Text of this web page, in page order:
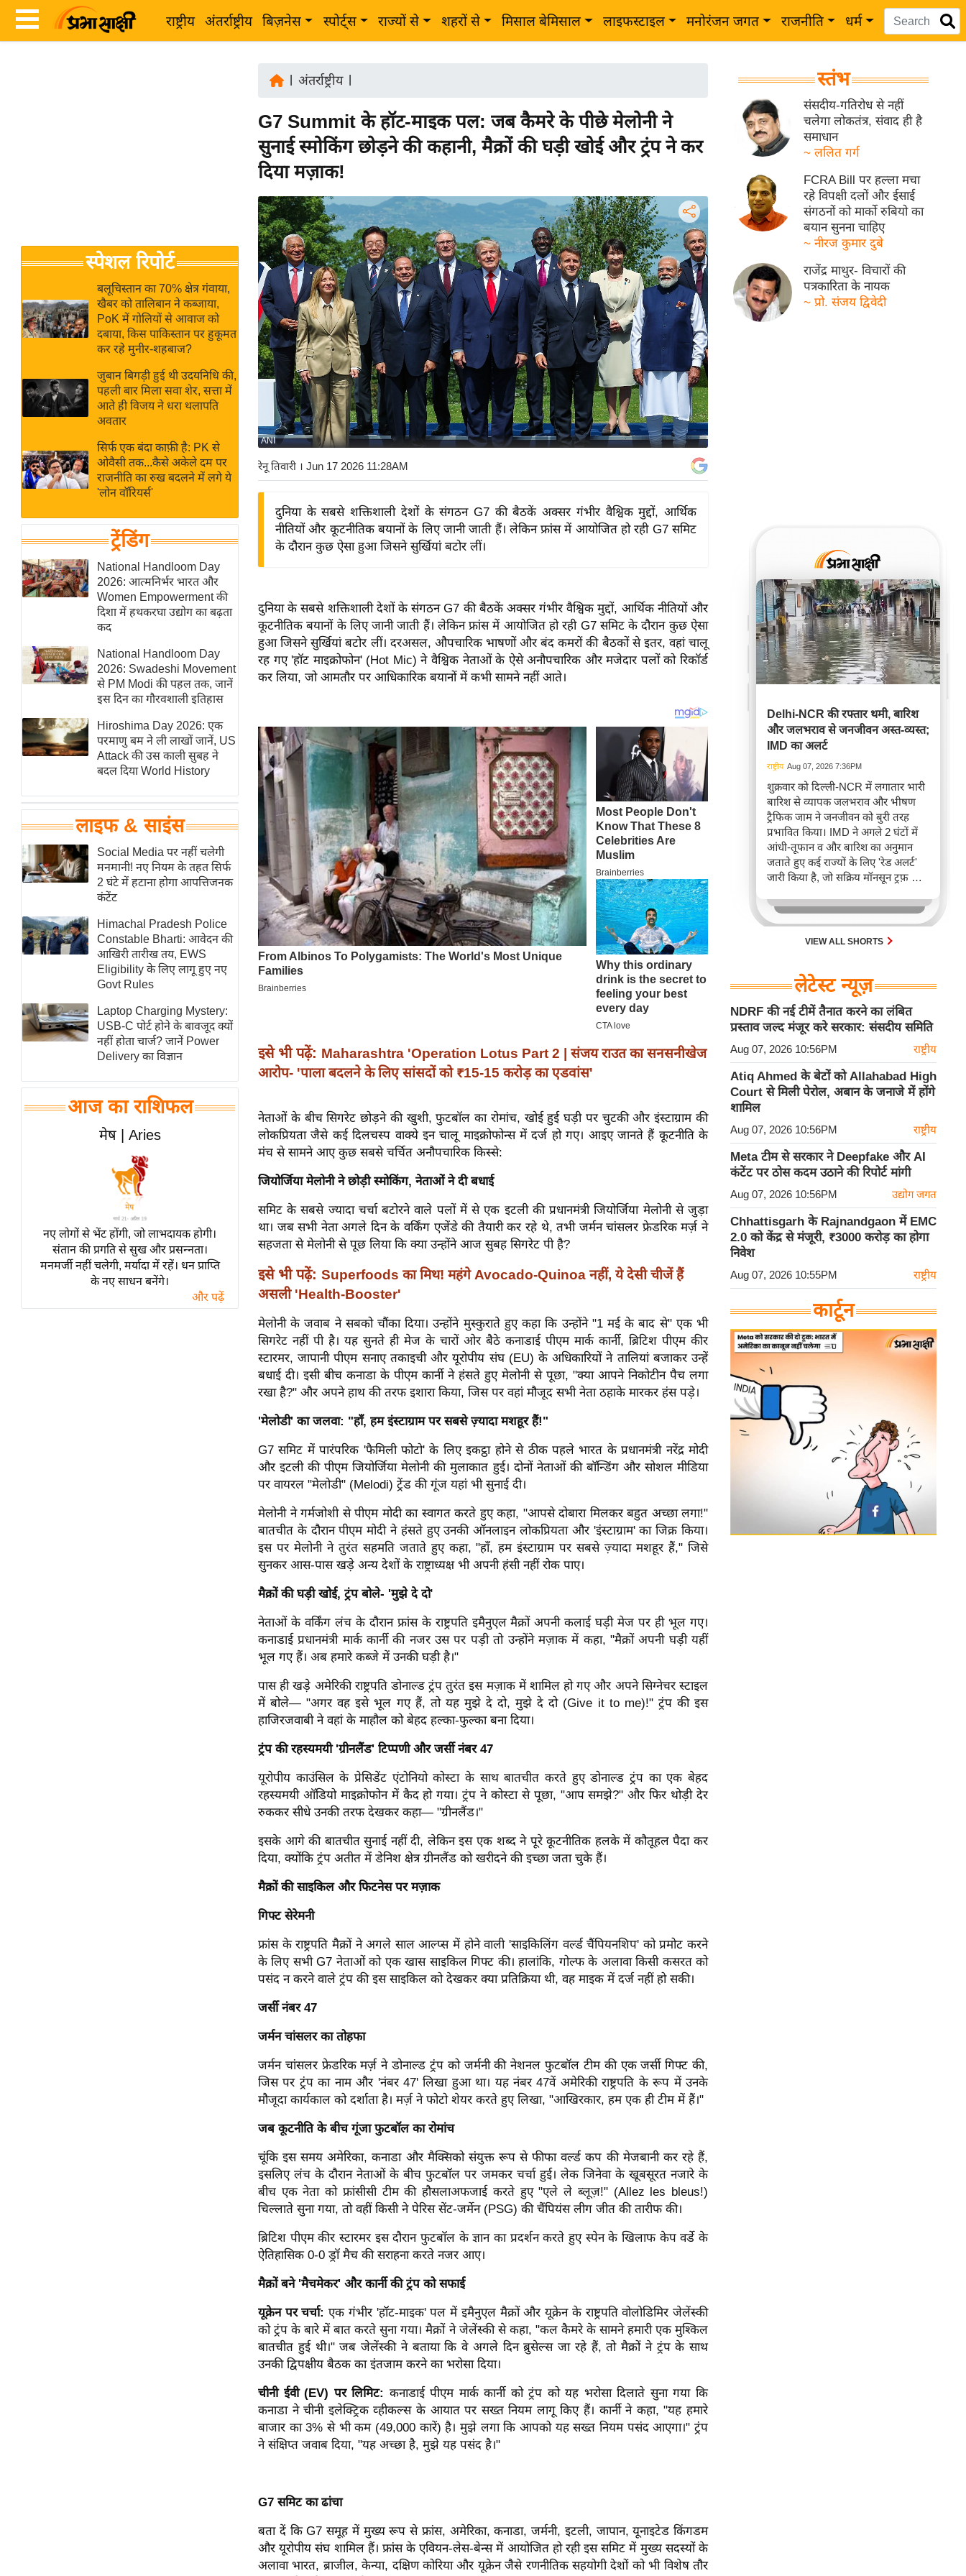
राष्ट्रीय अंतर्राष्ट्रीय बिज़नेस स्पोर्ट्स राज्यों से शहरों से मिसाल बेमिसाल लाइफस्टाइल मनोरंजन जगत राजनीति धर्म
Breaking
News in
Hindi
Hindi
Videos
जगत
राय
बजट
IPL
2026
ई-पेपर
मिसाल बेमिसाल
शख्सियत
यंग इंडिया
साहित्य जगत
ऑटो वर्ल्ड
न्यूज ब्रीफ
मनोरंजन जगत
बॉलीवुड
हॉलीवुड
फिल्म समीक्षा
Breaking
News
लाइफस्टाइल
टेक्नॉलॉजी
घरेलू नुस्खे
पर्यटन स्थल
फिटनेस मंत्रा
रिलेशनशिप
राजनीति
विश्लेषण
समसामयिक
मातृभूमि
एम.
आर.
आई.
समीक्षा
धर्म
ज्योतिष
त्योहार
राशिफल
विशेष
स्पेशल रिपोर्ट
बलूचिस्तान का 70% क्षेत्र गंवाया,
खैबर को तालिबान ने कब्जाया,
PoK में गोलियों से आवाज को
दबाया, किस पाकिस्तान पर हुकूमत
कर रहे मुनीर-शहबाज?
जुबान बिगड़ी हुई थी उदयनिधि की,
पहली बार मिला सवा शेर, सत्ता में
आते ही विजय ने धरा थलापति
अवतार
सिर्फ एक बंदा काफ़ी है: PK से
ओवैसी तक...कैसे अकेले दम पर
राजनीति का रुख बदलने में लगे ये
'लोन वॉरियर्स'
ट्रेंडिंग
National Handloom Day
2026: आत्मनिर्भर भारत और
Women Empowerment की
दिशा में हथकरघा उद्योग का बढ़ता
कद
National Handloom Day
2026: Swadeshi Movement
से PM Modi की पहल तक, जानें
इस दिन का गौरवशाली इतिहास
Hiroshima Day 2026: एक
परमाणु बम ने ली लाखों जानें, US
Attack की उस काली सुबह ने
बदल दिया World History
लाइफ & साइंस
Social Media पर नहीं चलेगी
मनमानी! नए नियम के तहत सिर्फ
2 घंटे में हटाना होगा आपत्तिजनक
कंटेंट
Himachal Pradesh Police
Constable Bharti: आवेदन की
आखिरी तारीख तय, EWS
Eligibility के लिए लागू हुए नए
Govt Rules
Laptop Charging Mystery:
USB-C पोर्ट होने के बावजूद क्यों
नहीं होता चार्ज? जानें Power
Delivery का विज्ञान
आज का राशिफल
मेष | Aries
नए लोगों से भेंट होंगी, जो लाभदायक होगी।
संतान की प्रगति से सुख और प्रसन्नता।
मनमर्जी नहीं चलेगी, मर्यादा में रहें। धन प्राप्ति
के नए साधन बनेंगे।
और पढ़ें
अंतर्राष्ट्रीय|
G7 Summit के हॉट-माइक पल: जब कैमरे के पीछे मेलोनी ने
सुनाई स्मोकिंग छोड़ने की कहानी, मैक्रों की घड़ी खोई और ट्रंप ने कर
दिया मज़ाक!
ANI
रेनू तिवारी । Jun 17 2026 11:28AM
दुनिया के सबसे शक्तिशाली देशों के संगठन G7 की बैठकें अक्सर गंभीर वैश्विक मुद्दों, आर्थिक
नीतियों और कूटनीतिक बयानों के लिए जानी जाती हैं। लेकिन फ्रांस में आयोजित हो रही G7 समिट
के दौरान कुछ ऐसा हुआ जिसने सुर्खियां बटोर लीं।
दुनिया के सबसे शक्तिशाली देशों के संगठन G7 की बैठकें अक्सर गंभीर वैश्विक मुद्दों, आर्थिक नीतियों और
कूटनीतिक बयानों के लिए जानी जाती हैं। लेकिन फ्रांस में आयोजित हो रही G7 समिट के दौरान कुछ ऐसा
हुआ जिसने सुर्खियां बटोर लीं। दरअसल, औपचारिक भाषणों और बंद कमरों की बैठकों से इतर, वहां चालू
रह गए 'हॉट माइक्रोफोन' (Hot Mic) ने वैश्विक नेताओं के ऐसे अनौपचारिक और मजेदार पलों को रिकॉर्ड
कर लिया, जो आमतौर पर आधिकारिक बयानों में कभी सामने नहीं आते।
इसे भी पढ़ें: Maharashtra 'Operation Lotus Part 2 | संजय राउत का सनसनीखेज
आरोप- 'पाला बदलने के लिए सांसदों को ₹15-15 करोड़ का एडवांस'
नेताओं के बीच सिगरेट छोड़ने की खुशी, फुटबॉल का रोमांच, खोई हुई घड़ी पर चुटकी और इंस्टाग्राम की
लोकप्रियता जैसे कई दिलचस्प वाक्ये इन चालू माइक्रोफोन्स में दर्ज हो गए। आइए जानते हैं कूटनीति के
मंच से सामने आए कुछ सबसे चर्चित अनौपचारिक किस्से:
जियोर्जिया मेलोनी ने छोड़ी स्मोकिंग, नेताओं ने दी बधाई
समिट के सबसे ज्यादा चर्चा बटोरने वाले पलों में से एक इटली की प्रधानमंत्री जियोर्जिया मेलोनी से जुड़ा
था। जब सभी नेता अगले दिन के वर्किंग एजेंडे की तैयारी कर रहे थे, तभी जर्मन चांसलर फ्रेडरिक मर्ज़ ने
सहजता से मेलोनी से पूछ लिया कि क्या उन्होंने आज सुबह सिगरेट पी है?
इसे भी पढ़ें: Superfoods का मिथ! महंगे Avocado-Quinoa नहीं, ये देसी चीजें हैं
असली 'Health-Booster'
मेलोनी के जवाब ने सबको चौंका दिया। उन्होंने मुस्कुराते हुए कहा कि उन्होंने "1 मई के बाद से" एक भी
सिगरेट नहीं पी है। यह सुनते ही मेज के चारों ओर बैठे कनाडाई पीएम मार्क कार्नी, ब्रिटिश पीएम कीर
स्टारमर, जापानी पीएम सनाए तकाइची और यूरोपीय संघ (EU) के अधिकारियों ने तालियां बजाकर उन्हें
बधाई दी। इसी बीच कनाडा के पीएम कार्नी ने हंसते हुए मेलोनी से पूछा, "क्या आपने निकोटीन पैच लगा
रखा है?" और अपने हाथ की तरफ इशारा किया, जिस पर वहां मौजूद सभी नेता ठहाके मारकर हंस पड़े।
'मेलोडी' का जलवा: "हाँ, हम इंस्टाग्राम पर सबसे ज़्यादा मशहूर हैं!"
G7 समिट में पारंपरिक 'फैमिली फोटो' के लिए इकट्ठा होने से ठीक पहले भारत के प्रधानमंत्री नरेंद्र मोदी
और इटली की पीएम जियोर्जिया मेलोनी की मुलाकात हुई। दोनों नेताओं की बॉन्डिंग और सोशल मीडिया
पर वायरल "मेलोडी" (Melodi) ट्रेंड की गूंज यहां भी सुनाई दी।
मेलोनी ने गर्मजोशी से पीएम मोदी का स्वागत करते हुए कहा, "आपसे दोबारा मिलकर बहुत अच्छा लगा!"
बातचीत के दौरान पीएम मोदी ने हंसते हुए उनकी ऑनलाइन लोकप्रियता और 'इंस्टाग्राम' का जिक्र किया।
इस पर मेलोनी ने तुरंत सहमति जताते हुए कहा, "हाँ, हम इंस्टाग्राम पर सबसे ज़्यादा मशहूर हैं," जिसे
सुनकर आस-पास खड़े अन्य देशों के राष्ट्राध्यक्ष भी अपनी हंसी नहीं रोक पाए।
मैक्रों की घड़ी खोई, ट्रंप बोले- 'मुझे दे दो'
नेताओं के वर्किंग लंच के दौरान फ्रांस के राष्ट्रपति इमैनुएल मैक्रों अपनी कलाई घड़ी मेज पर ही भूल गए।
कनाडाई प्रधानमंत्री मार्क कार्नी की नजर उस पर पड़ी तो उन्होंने मज़ाक में कहा, "मैक्रों अपनी घड़ी यहीं
भूल गए हैं। अब हमारे कब्जे में उनकी घड़ी है।"
पास ही खड़े अमेरिकी राष्ट्रपति डोनाल्ड ट्रंप तुरंत इस मज़ाक में शामिल हो गए और अपने सिग्नेचर स्टाइल
में बोले— "अगर वह इसे भूल गए हैं, तो यह मुझे दे दो, मुझे दे दो (Give it to me)!" ट्रंप की इस
हाजिरजवाबी ने वहां के माहौल को बेहद हल्का-फुल्का बना दिया।
ट्रंप की रहस्यमयी 'ग्रीनलैंड' टिप्पणी और जर्सी नंबर 47
यूरोपीय काउंसिल के प्रेसिडेंट एंटोनियो कोस्टा के साथ बातचीत करते हुए डोनाल्ड ट्रंप का एक बेहद
रहस्यमयी ऑडियो माइक्रोफोन में कैद हो गया। ट्रंप ने कोस्टा से पूछा, "आप समझे?" और फिर थोड़ी देर
रुककर सीधे उनकी तरफ देखकर कहा— "ग्रीनलैंड।"
इसके आगे की बातचीत सुनाई नहीं दी, लेकिन इस एक शब्द ने पूरे कूटनीतिक हलके में कौतूहल पैदा कर
दिया, क्योंकि ट्रंप अतीत में डेनिश क्षेत्र ग्रीनलैंड को खरीदने की इच्छा जता चुके हैं।
मैक्रों की साइकिल और फिटनेस पर मज़ाक
गिफ्ट सेरेमनी
फ्रांस के राष्ट्रपति मैक्रों ने अगले साल आल्प्स में होने वाली 'साइकिलिंग वर्ल्ड चैंपियनशिप' को प्रमोट करने
के लिए सभी G7 नेताओं को एक खास साइकिल गिफ्ट की। हालांकि, गोल्फ के अलावा किसी कसरत को
पसंद न करने वाले ट्रंप की इस साइकिल को देखकर क्या प्रतिक्रिया थी, वह माइक में दर्ज नहीं हो सकी।
जर्सी नंबर 47
जर्मन चांसलर का तोहफा
जर्मन चांसलर फ्रेडरिक मर्ज़ ने डोनाल्ड ट्रंप को जर्मनी की नेशनल फुटबॉल टीम की एक जर्सी गिफ्ट की,
जिस पर ट्रंप का नाम और 'नंबर 47' लिखा हुआ था। यह नंबर 47वें अमेरिकी राष्ट्रपति के रूप में उनके
मौजूदा कार्यकाल को दर्शाता है। मर्ज़ ने फोटो शेयर करते हुए लिखा, "आखिरकार, हम एक ही टीम में हैं।"
जब कूटनीति के बीच गूंजा फुटबॉल का रोमांच
चूंकि इस समय अमेरिका, कनाडा और मैक्सिको संयुक्त रूप से फीफा वर्ल्ड कप की मेजबानी कर रहे हैं,
इसलिए लंच के दौरान नेताओं के बीच फुटबॉल पर जमकर चर्चा हुई। लेक जिनेवा के खूबसूरत नजारे के
बीच एक नेता को फ्रांसीसी टीम की हौसलाअफजाई करते हुए "एले ले ब्लूज़!" (Allez les bleus!)
चिल्लाते सुना गया, तो वहीं किसी ने पेरिस सेंट-जर्मेन (PSG) की चैंपियंस लीग जीत की तारीफ की।
ब्रिटिश पीएम कीर स्टारमर इस दौरान फुटबॉल के ज्ञान का प्रदर्शन करते हुए स्पेन के खिलाफ केप वर्डे के
ऐतिहासिक 0-0 ड्रॉ मैच की सराहना करते नजर आए।
मैक्रों बने 'मैचमेकर' और कार्नी की ट्रंप को सफाई
यूक्रेन पर चर्चा:एक गंभीर 'हॉट-माइक' पल में इमैनुएल मैक्रों और यूक्रेन के राष्ट्रपति वोलोडिमिर जेलेंस्की
को ट्रंप के बारे में बात करते सुना गया। मैक्रों ने जेलेंस्की से कहा, "कल कैमरे के सामने हमारी एक मुश्किल
बातचीत हुई थी।" जब जेलेंस्की ने बताया कि वे अगले दिन ब्रुसेल्स जा रहे हैं, तो मैक्रों ने ट्रंप के साथ
उनकी द्विपक्षीय बैठक का इंतजाम करने का भरोसा दिया।
चीनी ईवी (EV) पर लिमिट: कनाडाई पीएम मार्क कार्नी को ट्रंप को यह भरोसा दिलाते सुना गया कि
कनाडा ने चीनी इलेक्ट्रिक व्हीकल्स के आयात पर सख्त नियम लागू किए हैं। कार्नी ने कहा, "यह हमारे
बाजार का 3% से भी कम (49,000 कारें) है। मुझे लगा कि आपको यह सख्त नियम पसंद आएगा।" ट्रंप
ने संक्षिप्त जवाब दिया, "यह अच्छा है, मुझे यह पसंद है।"
G7 समिट का ढांचा
बता दें कि G7 समूह में मुख्य रूप से फ्रांस, अमेरिका, कनाडा, जर्मनी, इटली, जापान, यूनाइटेड किंगडम
और यूरोपीय संघ शामिल हैं। फ्रांस के एवियन-लेस-बेन्स में आयोजित हो रही इस समिट में मुख्य सदस्यों के
अलावा भारत, ब्राजील, केन्या, दक्षिण कोरिया और यूक्रेन जैसे रणनीतिक सहयोगी देशों को भी विशेष तौर
स्तंभ
संसदीय-गतिरोध से नहीं
चलेगा लोकतंत्र, संवाद ही है
समाधान
~ ललित गर्ग
FCRA Bill पर हल्ला मचा
रहे विपक्षी दलों और ईसाई
संगठनों को मार्को रुबियो का
बयान सुनना चाहिए
~ नीरज कुमार दुबे
राजेंद्र माथुर- विचारों की
पत्रकारिता के नायक
~ प्रो. संजय द्विवेदी
Delhi-NCR की रफ्तार थमी, बारिश
और जलभराव से जनजीवन अस्त-व्यस्त;
IMD का अलर्ट
राष्ट्रीय Aug 07, 2026 7:36PM
शुक्रवार को दिल्ली-NCR में लगातार भारी
बारिश से व्यापक जलभराव और भीषण
ट्रैफिक जाम ने जनजीवन को बुरी तरह
प्रभावित किया। IMD ने अगले 2 घंटों में
आंधी-तूफान व और बारिश का अनुमान
जताते हुए कई राज्यों के लिए 'रेड अलर्ट'
जारी किया है, जो सक्रिय मॉनसून ट्रफ़ और
जिससे यातायात बाधित होने के साथ-साथ
सफदरजंग अस्पताल में भी जलभराव की
स्थिति बनी।VIEW ALL SHORTS
लेटेस्ट न्यूज़
NDRF की नई टीमें तैनात करने का लंबित
प्रस्ताव जल्द मंजूर करे सरकार: संसदीय समिति
Aug 07, 2026 10:56PM राष्ट्रीय
Atiq Ahmed के बेटों को Allahabad High
Court से मिली पेरोल, अबान के जनाजे में होंगे
शामिल
Aug 07, 2026 10:56PM राष्ट्रीय
Meta टीम से सरकार ने Deepfake और AI
कंटेंट पर ठोस कदम उठाने की रिपोर्ट मांगी
Aug 07, 2026 10:56PM उद्योग जगत
Chhattisgarh के Rajnandgaon में EMC
2.0 को केंद्र से मंजूरी, ₹3000 करोड़ का होगा
निवेश
Aug 07, 2026 10:55PM राष्ट्रीय
कार्टून